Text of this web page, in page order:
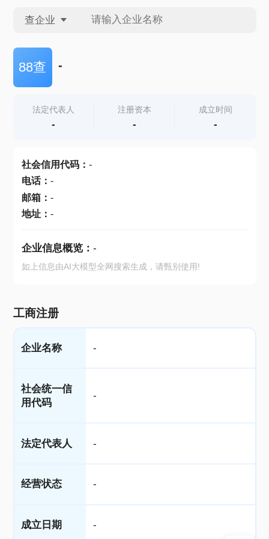
查企业
查企业
查产地
88查 -
法定代表人
-
注册资本
-
成立时间
-
社会信用代码： -
电话： -
邮箱： -
地址： -
企业信息概览： -
如上信息由AI大模型全网搜索生成，请甄别使用!
工商注册
企业名称 -
社会统一信
用代码
-
法定代表人 -
经营状态 -
成立日期 -